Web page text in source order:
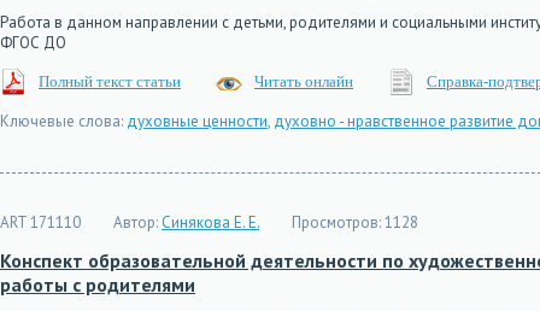
Работа в данном направлении с детьми, родителями и социальными
ФГОС ДО
Полный текст статьи Читать онлайн Справка-
Ключевые слова: духовные ценности, духовно - нравственное развитие
ART 171110 Автор: Синякова Е. Е. Просмотров:1128
Конспект образовательной деятельности по
работы с родителями